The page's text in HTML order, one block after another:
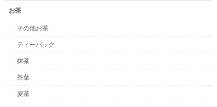
お茶
その他お茶
ティーバック
抹茶
茶葉
麦茶